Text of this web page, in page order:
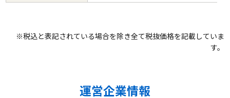
※税込と表記されている場合を除き全て税抜価格を記載していま
す。
運営企業情報